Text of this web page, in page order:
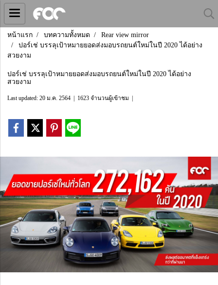
หน้าแรก บทความทั้งหมด
Rear view mirror
ปอร์เช่ บรรลุเป้าหมายยอดส่งมอบรถยนต์ใหม่ในปี 2020 ได้อย่าง
สวยงาม
ปอร์เช่ บรรลุเป้าหมายยอดส่งมอบรถยนต์ใหม่ในปี 2020 ได้อย่าง
สวยงาม
Last updated: 20 ม.ค. 2564 1623 จำนวนผู้เข้าชม